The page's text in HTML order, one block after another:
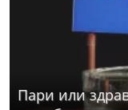
Пари или